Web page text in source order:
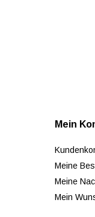
Mein
Meine
Meine
Mein